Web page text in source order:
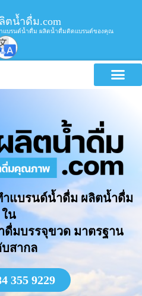
ตน้ำดื่ม.com
แบรนด์น้ำดื่ม ผลิตน้ำดื่มติดแบรนด์ของคุณ
ำแบรนด์น้ำดื่ม ผลิตน้ำดื่ม
ใน
มบรรจุขวด มาตรฐาน
สากล
355 9229